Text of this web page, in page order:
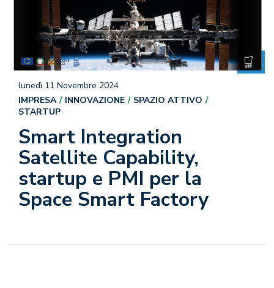
Smart Integration
Satellite Capability,
startup e PMI per la
Space Smart Factory
lunedì 11 Novembre 2024
IMPRESA
INNOVAZIONE
SPAZIO ATTIVO
STARTUP